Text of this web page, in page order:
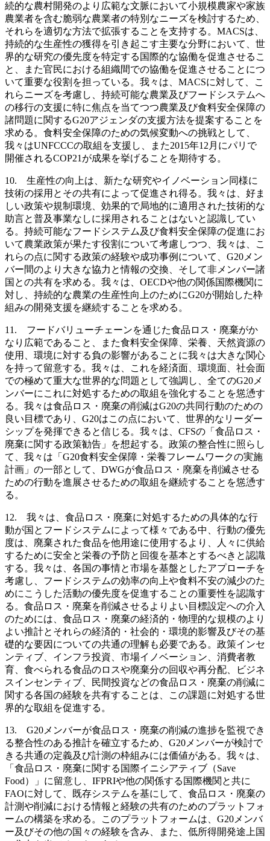
続的な農村開発のより広範な文脈において小規模農家や家族
農業者を含む脆弱な農業者の特別なニーズを検討するため、
それらを適切な方法で拡張することを支持する。MACSは、
持続的な生産性の獲得を引き起こす主要な分野において、世
界的な研究の優先度を特定する国際的な協働を促進させるこ
と、また官民における組織間での協働を促進させることにつ
いて重要な役割を担っている。我々は、MACSに対して、こ
れらニーズを考慮し、持続可能な農業及びフードシステムへ
の移行の支援に特に焦点を当てつつ農業及び食料安全保障の
諸問題に関するG20アジェンダの支援方法を提案することを
求める。食料安全保障のための気候変動への挑戦として、
我々はUNFCCCの取組を支援し、また2015年12月にパリで
開催されるCOP21が成果を挙げることを期待する。
10. 生産性の向上は、新たな研究やイノベーション同様に
技術の採用とその共有によって促進され得る。我々は、好ま
しい政策や規制環境、効果的で局地的に適用された技術的な
助言と普及事業なしに採用されることはないと認識してい
る。持続可能なフードシステム及び食料安全保障の促進にお
いて農業政策が果たす役割について考慮しつつ、我々は、こ
れらの点に関する政策の経験や成功事例について、G20メン
バー間のより大きな協力と情報の交換、そして非メンバー諸
国との共有を求める。我々は、OECDや他の関係国際機関に
対し、持続的な農業の生産性向上のためにG20が開始した枠
組みの開発支援を継続することを求める。
11. フードバリューチェーンを通じた食品ロス・廃棄がか
なり広範であること、また食料安全保障、栄養、天然資源の
使用、環境に対する負の影響があることに我々は大きな関心
を持って留意する。我々は、これを経済面、環境面、社会面
での極めて重大な世界的な問題として強調し、全てのG20メ
ンバーにこれに対処するための取組を強化することを慫慂す
る。我々は食品ロス・廃棄の削減はG20の共同行動のための
良い目標であり、G20はこの点において、世界的なリーダー
シップを発揮できると信じる。我々は、CFSの「食品ロス・
廃棄に関する政策勧告」を想起する。政策の整合性に照らし
て、我々は「G20食料安全保障・栄養フレームワークの実施
計画」の一部として、DWGが食品ロス・廃棄を削滅させる
ための行動を進展させるための取組を継続することを慫慂す
る。
12. 我々は、食品ロス・廃棄に対処するための具体的な行
動が国とフードシステムによって様々である中、行動の優先
度は、廃棄された食品を他用途に使用するより、人々に供給
するために安全と栄養の予防と回復を基本とするべきと認識
する。我々は、各国の事情と市場を基盤としたアプローチを
考慮し、フードシステムの効率の向上や食料不安の減少のた
めにこうした活動の優先度を促進することの重要性を認識す
る。食品ロス・廃棄を削減させるよりよい目標設定への介入
のためには、食品ロス・廃棄の経済的・物理的な規模のより
よい推計とそれらの経済的・社会的・環境的影響及びその基
礎的な要因についての共通の理解も必要である。政策インセ
ンティブ、インフラ投資、市場イノベーション、消費者教
育、食べられる食品のロスや廃棄分の回収や再分配、ビジネ
スインセンティブ、民間投資などの食品ロス・廃棄の削減に
関する各国の経験を共有することは、この課題に対処する世
界的な取組を促進する。
13. G20メンバーが食品ロス・廃棄の削減の進捗を監視でき
る整合性のある推計を確立するため、G20メンバーが検討で
きる共通の定義及び計測の枠組みには価値がある。我々は、
「食品ロス・廃棄に関する国際イニシアティブ（Save
Food）」に留意し、IFPRIや他の関係する国際機関と共に
FAOに対して、既存システムを基にして、食品ロス・廃棄の
計測や削減における情報と経験の共有のためのプラットフォ
ームの構築を求める。このプラットフォームは、G20メンバ
ー及びその他の国々の経験を含み、また、低所得開発途上国